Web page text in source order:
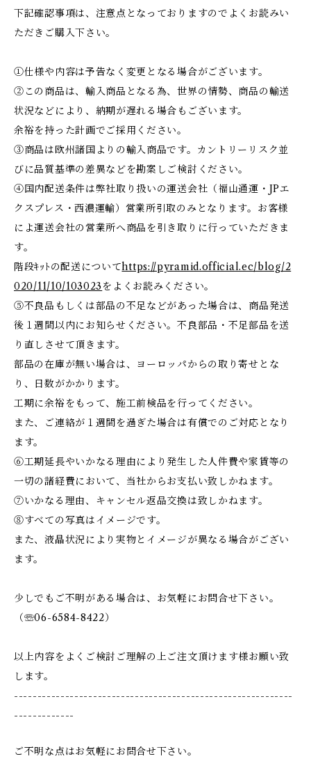
下記確認事項は、注意点となっておりますのでよくお読みい
ただきご購入下さい。
①仕様や内容は予告なく変更となる場合がございます。
②この商品は、輸入商品となる為、世界の情勢、商品の輸送
状況などにより、納期が遅れる場合もございます。
余裕を持った計画でご採用ください。
③商品は欧州諸国よりの輸入商品です。カントリーリスク並
びに品質基準の差異などを勘案しご検討ください。
④国内配送条件は弊社取り扱いの運送会社（福山通運・JPエ
クスプレス・西濃運輸）営業所引取のみとなります。お客様
によ運送会社の営業所へ商品を引き取りに行っていただきま
す。
階段ｷｯﾄの配送についてhttps://pyramid.official.ec/blog/2
020/11/10/103023をよくお読みください。
⑤不良品もしくは部品の不足などがあった場合は、商品発送
後１週間以内にお知らせください。不良部品・不足部品を送
り直しさせて頂きます。
部品の在庫が無い場合は、ヨーロッパからの取り寄せとな
り、日数がかかります。
工期に余裕をもって、施工前検品を行ってください。
また、ご連絡が１週間を過ぎた場合は有償でのご対応となり
ます。
⑥工期延長やいかなる理由により発生した人件費や家賃等の
一切の諸経費において、当社からお支払い致しかねます。
⑦いかなる理由、キャンセル返品交換は致しかねます。
⑧すべての写真はイメージです。
また、液晶状況により実物とイメージが異なる場合がござい
ます。
少しでもご不明がある場合は、お気軽にお問合せ下さい。
（☏06-6584-8422）
以上内容をよくご検討ご理解の上ご注文頂けます様お願い致
します。
------------------------------------------------------------
-------------
ご不明な点はお気軽にお問合せ下さい。